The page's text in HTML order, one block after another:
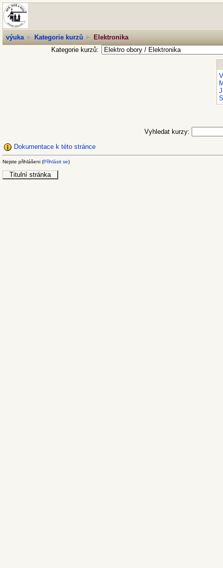
výuka ► Kategorie kurzů ►
Elektronika
Kategorie kurzů:
Vyhledat kurzy:
Dokumentace k této stránce
Nejste přihlášeni (Přihlásit se)
Titulní stránka